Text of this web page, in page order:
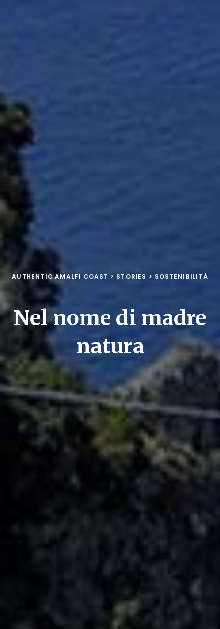
AUTHENTIC AMALFI COAST > STORIES > SOSTENIBILITÀ
Nel nome di madre
natura